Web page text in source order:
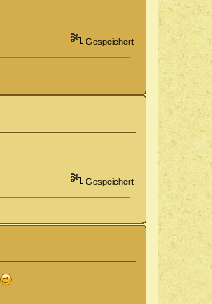
Gespeichert
Gespeichert